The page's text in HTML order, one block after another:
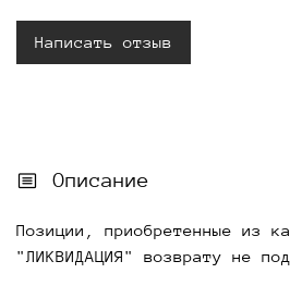
Написать отзыв
Описание
Позиции, приобретенные из
"ЛИКВИДАЦИЯ" возврату не